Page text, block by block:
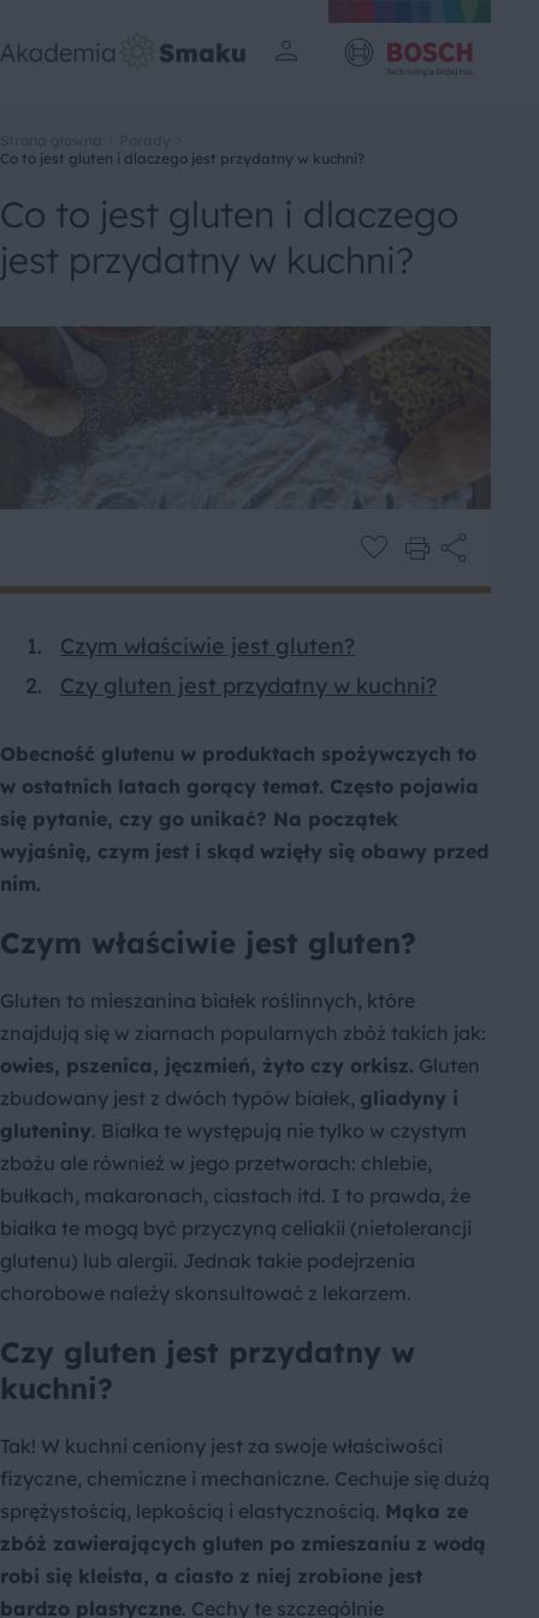
Co to jest gluten i dlaczego jest przydatny w kuchni?
Co to jest gluten i dlaczego
jest przydatny w kuchni?
Czym właściwie jest gluten?
Czy gluten jest przydatny w kuchni?
Obecność glutenu w produktach spożywczych to
w ostatnich latach gorący temat. Często pojawia
się pytanie, czy go unikać? Na początek
wyjaśnię, czym jest i skąd wzięły się obawy przed
nim.
Czym właściwie jest gluten?
Gluten to mieszanina białek roślinnych, które
znajdują się w ziarnach popularnych zbóż takich jak:
owies, pszenica, jęczmień, żyto czy orkisz. Gluten
zbudowany jest z dwóch typów białek, gliadyny i
gluteniny. Białka te występują nie tylko w czystym
zbożu ale również w jego przetworach: chlebie,
bułkach, makaronach, ciastach itd. I to prawda, że
białka te mogą być przyczyną celiakii (nietolerancji
glutenu) lub alergii. Jednak takie podejrzenia
chorobowe należy skonsultować z lekarzem.
Czy gluten jest przydatny w
kuchni?
Tak! W kuchni ceniony jest za swoje właściwości
fizyczne, chemiczne i mechaniczne. Cechuje się dużą
sprężystością, lepkością i elastycznością. Mąka ze
zbóż zawierających gluten po zmieszaniu z wodą
robi się kleista, a ciasto z niej zrobione jest
bardzo plastyczne. Cechy te szczególnie